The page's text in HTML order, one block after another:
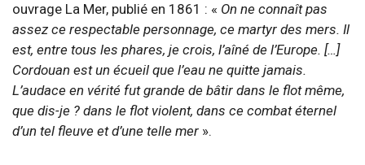
ouvrage La Mer, publié en 1861 : « On ne connaît pas
assez ce respectable personnage, ce martyr des mers. Il
est, entre tous les phares, je crois, l’aîné de l’Europe. […]
Cordouan est un écueil que l’eau ne quitte jamais.
L’audace en vérité fut grande de bâtir dans le flot même,
que dis-je ? dans le flot violent, dans ce combat éternel
d’un tel fleuve et d’une telle mer ».